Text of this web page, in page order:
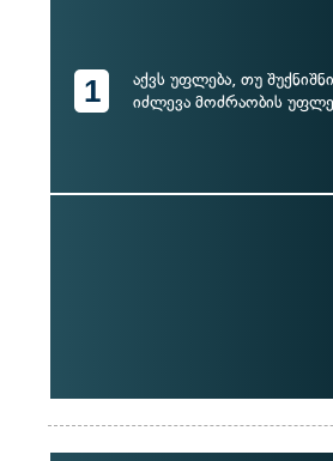
1
აქვს უფლება, თუ
იძლევა მოძრაობის